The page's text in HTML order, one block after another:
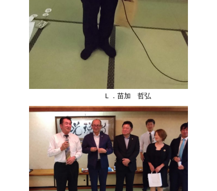
Ｌ．苗加 哲弘